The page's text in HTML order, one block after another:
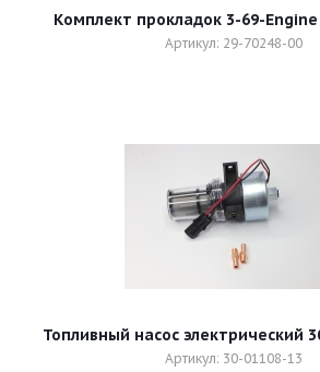
Комплект прокладок 3-69-Engine
Артикул: 29-70248-00
Топливный насос электрический
Артикул: 30-01108-13